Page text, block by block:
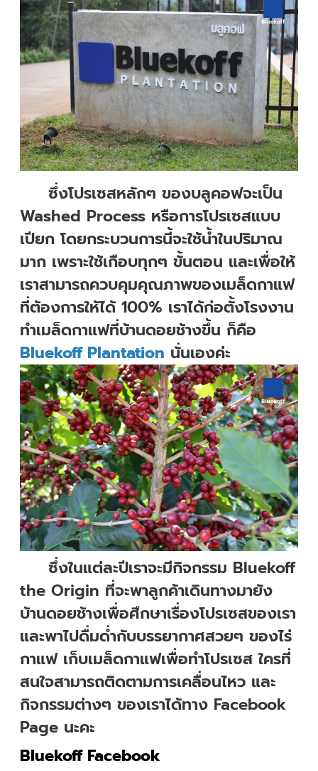
ซึ่งโปรเซสหลักๆ ของบลูคอฟจะเป็น
Washed Process หรือการโปรเซสแบบ
เปียก โดยกระบวนการนี้จะใช้น้ำในปริมาณ
มาก เพราะใช้เกือบทุกๆ ขั้นตอน และเพื่อให้
เราสามารถควบคุมคุณภาพของเมล็ดกาแฟ
ที่ต้องการให้ได้ 100% เราได้ก่อตั้งโรงงาน
ทำเมล็ดกาแฟที่บ้านดอยช้างขึ้น ก็คือ
Bluekoff Plantation นั่นเองค่ะ
ซึ่งในแต่ละปีเราจะมีกิจกรรม Bluekoff
the Origin ที่จะพาลูกค้าเดินทางมายัง
บ้านดอยช้างเพื่อศึกษาเรื่องโปรเซสของเรา
และพาไปดื่มด่ำกับบรรยากาศสวยๆ ของไร่
กาแฟ เก็บเมล็ดกาแฟเพื่อทำโปรเซส ใครที่
สนใจสามารถติดตามการเคลื่อนไหว และ
กิจกรรมต่างๆ ของเราได้ทาง Facebook
Page นะคะ
Bluekoff Facebook